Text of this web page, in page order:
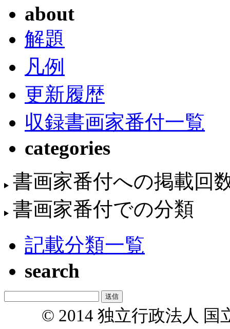
about
解題
凡例
更新履歴
収録書画家番付一覧
categories
書画家番付への掲載回
書画家番付での分類
記載分類一覧
search
© 2014 独立行政法人 国